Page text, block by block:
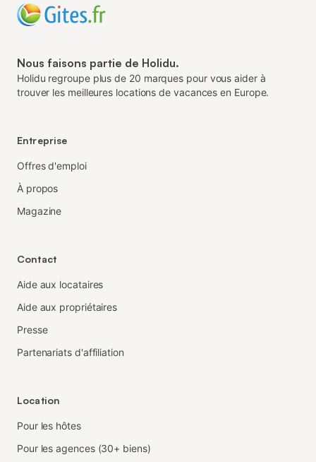
Nous faisons partie de Holidu.
Holidu regroupe plus de 20 marques pour vous aider à
trouver les meilleures locations de vacances en Europe.
Entreprise
Offres d'emploi
À propos
Magazine
Contact
Aide aux locataires
Aide aux propriétaires
Presse
Partenariats d'affiliation
Location
Pour les hôtes
Pour les agences (30+ biens)